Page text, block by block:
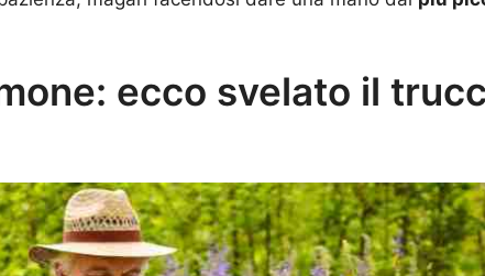
ecco svelato il